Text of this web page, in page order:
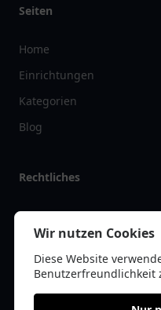
Seiten
Home
Einrichtungen
Kategorien
Blog
Rechtliches
Impressum
Datenschutz
Kontakt
Wir nutzen Cookies
Diese Website
Benutzerfreundlichkeit